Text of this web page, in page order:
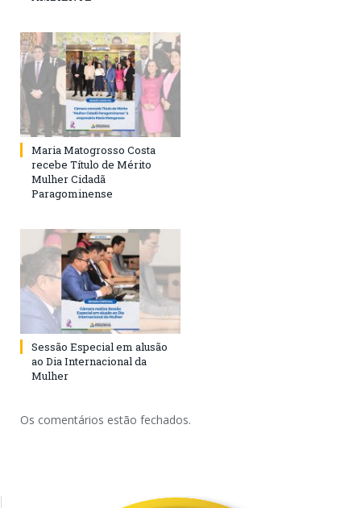
Maria Matogrosso Costa
recebe Título de Mérito
Mulher Cidadã
Paragominense
Sessão Especial em alusão
ao Dia Internacional da
Mulher
Os comentários estão fechados.